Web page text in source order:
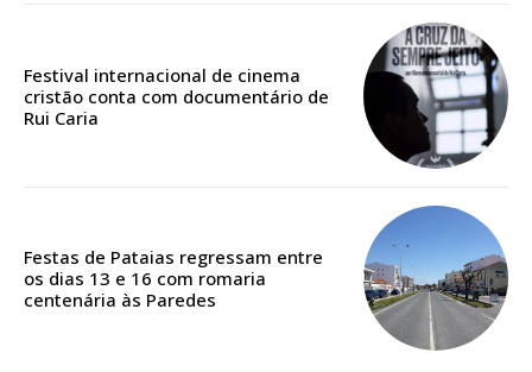
Edição em papel entregue à Quinta-feira em sua
Ofertas para assinatura anual
Festival internacional de cinema
cristão conta com documentário de
Rui Caria
Festas de Pataias regressam entre
os dias 13 e 16 com romaria
centenária às Paredes